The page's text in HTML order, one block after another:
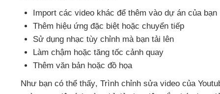
Import các video khác để thêm vào dự án của bạn
Thêm hiệu ứng đặc biệt hoặc chuyển tiếp
Sử dụng nhạc tùy chỉnh mà bạn tải lên
Làm chậm hoặc tăng tốc cảnh quay
Thêm văn bản hoặc đồ họa
Như bạn có thể thấy, Trình chỉnh sửa video của